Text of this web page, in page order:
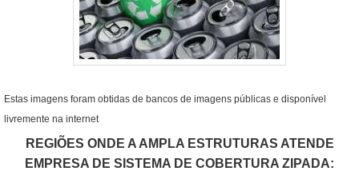
Estas imagens foram obtidas de bancos de imagens públicas e disponível
livremente na internet
REGIÕES ONDE A AMPLA ESTRUTURAS ATENDE
EMPRESA DE SISTEMA DE COBERTURA ZIPADA: